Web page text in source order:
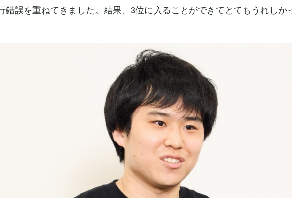
錯誤を重ねてきました。結果、3位に入ることができてとてもうれしか